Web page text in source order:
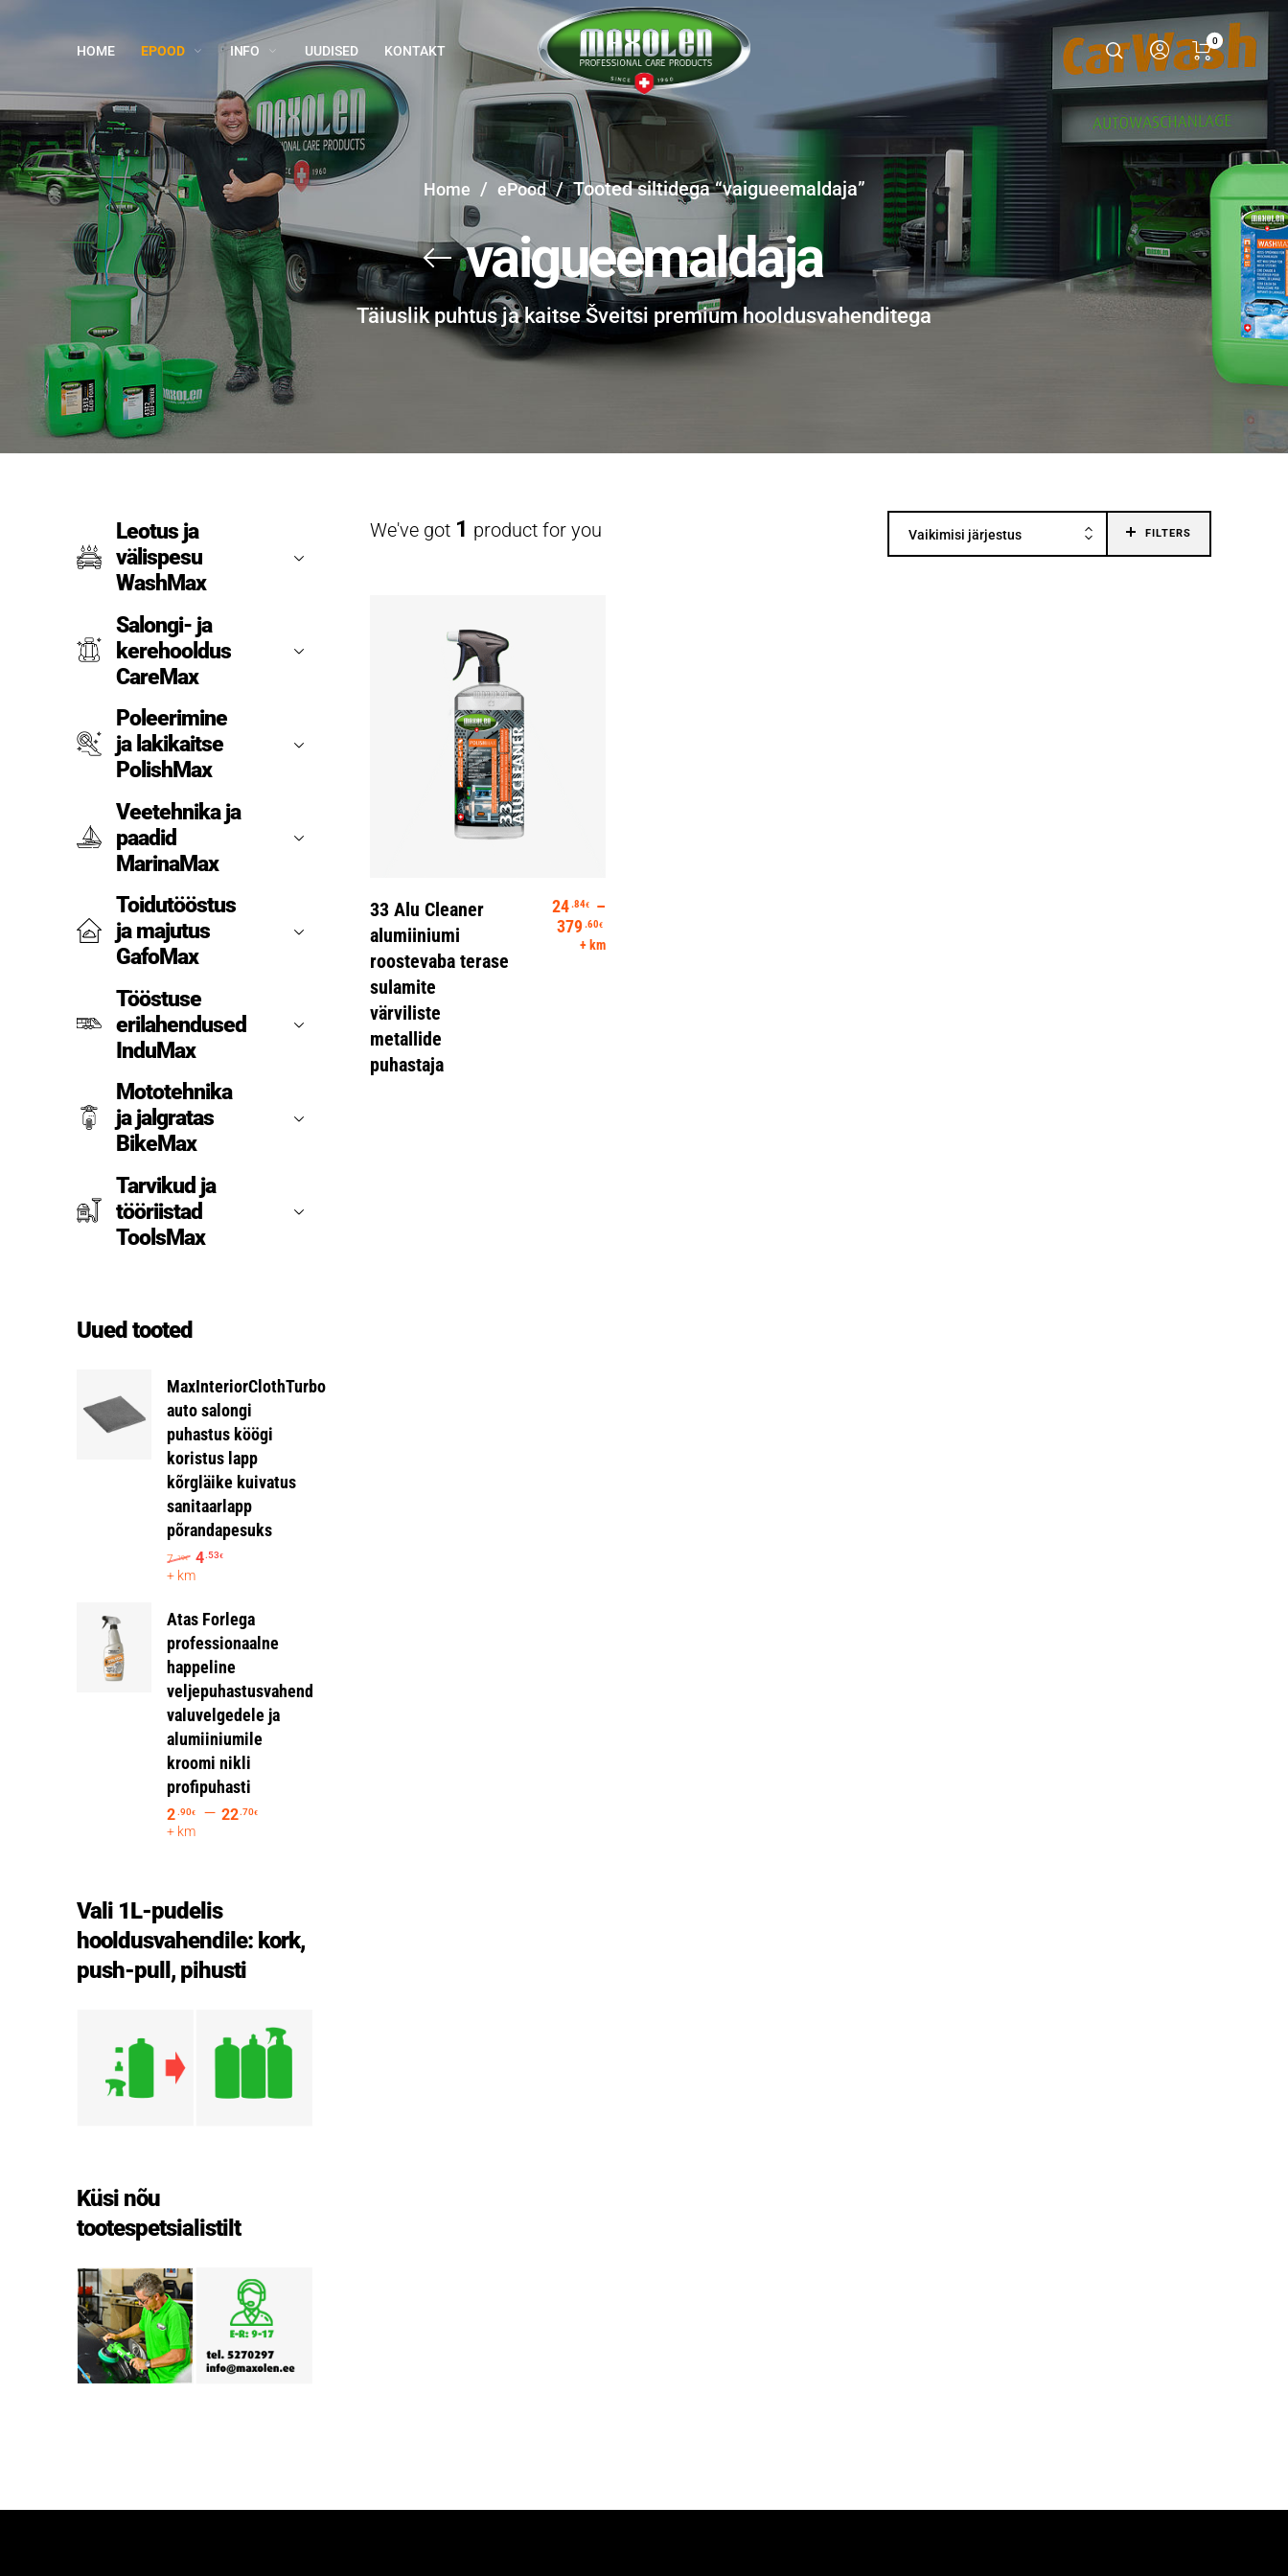
HOME EPOOD INFO UUDISED KONTAKT
0
Home / ePood / Tooted siltidega “vaigueemaldaja”
vaigueemaldaja
Täiuslik puhtus ja kaitse Šveitsi premium hooldusvahenditega
Leotus ja
välispesu
WashMax
Salongi- ja
kerehooldus
CareMax
Poleerimine
ja lakikaitse
PolishMax
Veetehnika ja
paadid
MarinaMax
Toidutööstus
ja majutus
GafoMax
Tööstuse
erilahendused
InduMax
Mototehnika
ja jalgratas
BikeMax
Tarvikud ja
tööriistad
ToolsMax
Uued tooted
MaxInteriorClothTurbo
auto salongi
puhastus köögi
koristus lapp
kõrgläike kuivatus
sanitaarlapp
põrandapesuks
7.19€ 4.53€
+ km
Atas Forlega
professionaalne
happeline
veljepuhastusvahend
valuvelgedele ja
alumiiniumile
kroomi nikli
profipuhasti
2.90€ – 22.70€
+ km
Vali 1L-pudelis
hooldusvahendile: kork,
push-pull, pihusti
Küsi nõu
tootespetsialistilt
We've got 1 product for you Vaikimisi järjestus FILTERS
33 Alu Cleaner
alumiiniumi
roostevaba terase
sulamite
värviliste
metallide
puhastaja
24.84€
–
379.60€
+ km